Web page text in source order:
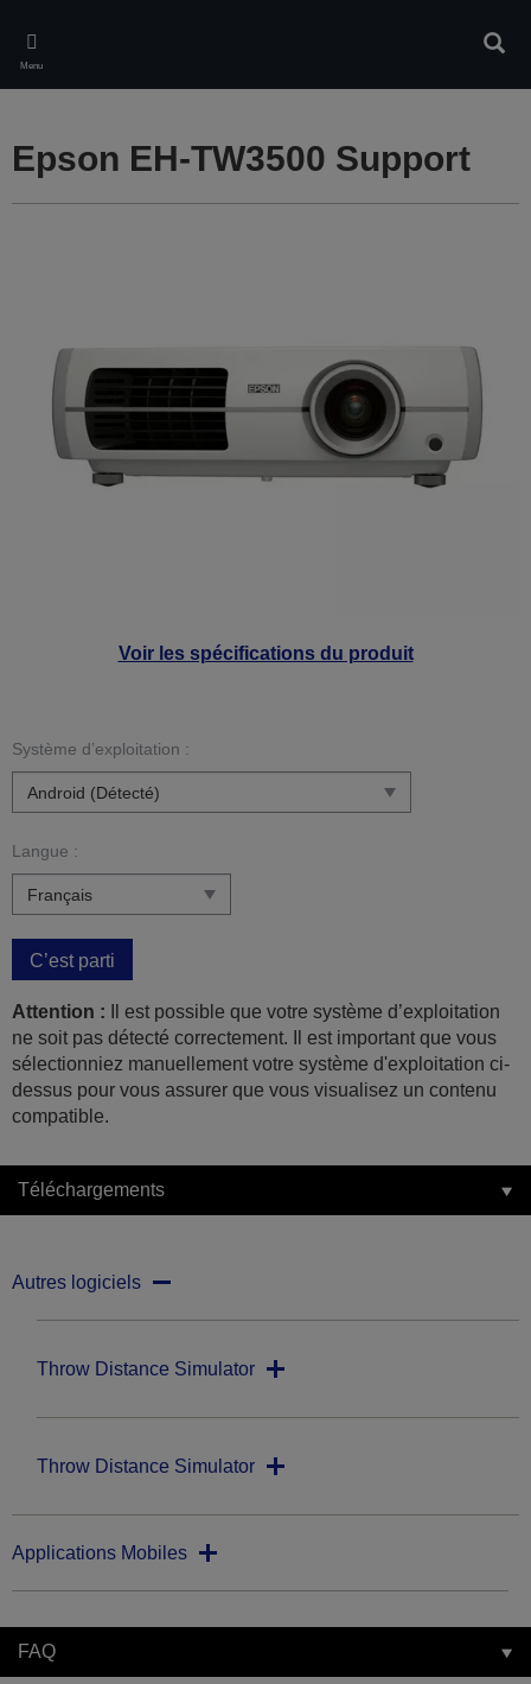
main
content
Menu
Voir les spécifications du produit
Epson EH-TW3500 Support
Système d’exploitation :
Langue :
C’est parti
Attention : Il est possible que votre système d’exploitation
ne soit pas détecté correctement. Il est important que vous
sélectionniez manuellement votre système d'exploitation ci-
dessus pour vous assurer que vous visualisez un contenu
compatible.
Téléchargements
Autres logiciels
Throw Distance Simulator
Throw Distance Simulator
Applications Mobiles
FAQ